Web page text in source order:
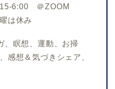
6:00 ＠ZOOM
は休み
、瞑想、運動、お掃
感想＆気づきシェア、